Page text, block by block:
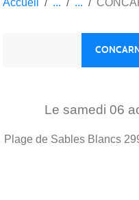
Le samedi 06
Plage de Sables Blancs